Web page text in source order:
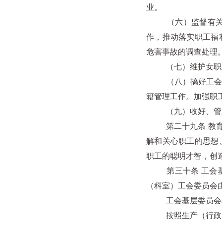
业。
（六）监督有关法
作，推动落实职工福
危害事故的调查处理
（七）维护女职工
（八）搞好工会组
籍管理工作。加强职
（九）收好、管好
第二十九条 教育、
解和关心职工的思想
职工的聪明才智，创
第三十条 工会基
（科室）工会委员
工会基层委员会和
按照生产（行政）